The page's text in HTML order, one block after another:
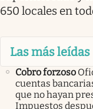
650 locales en
Las más leídas
Cobro forzoso
cuentas
que no hayan
Impuestos